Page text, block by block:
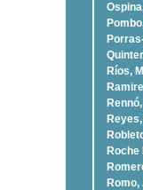
Rí­os,
Roche